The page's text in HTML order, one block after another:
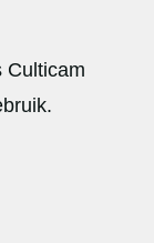
Culticam